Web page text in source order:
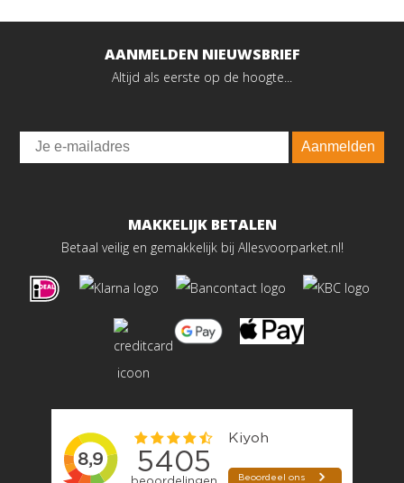
AANMELDEN NIEUWSBRIEF
Altijd als eerste op de hoogte...
Email
Aanmelden
MAKKELIJK BETALEN
Betaal veilig en gemakkelijk bij Allesvoorparket.nl!